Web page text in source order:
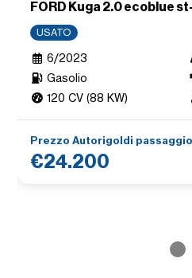
FORD Kuga 2.0 ecoblue
USATO
6/2023
Gasolio
120 CV (88 KW)
Prezzo Autorigoldi
€24.200